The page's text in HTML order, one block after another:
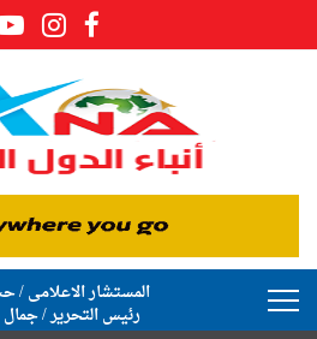
المستشار الاعلامى /
رئيس التحرير /